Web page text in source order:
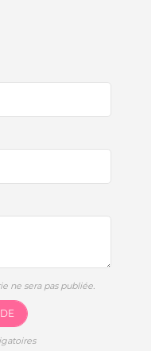
ne sera pas publiée.